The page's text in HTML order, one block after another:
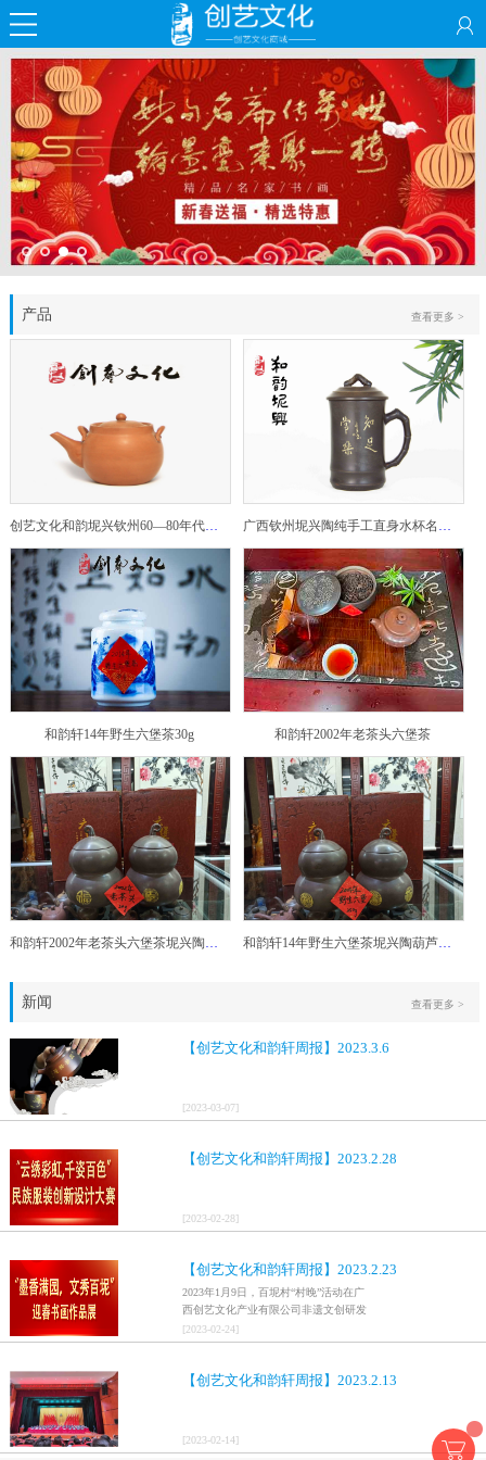
产品 查看更多 >
创艺文化和韵坭兴钦州60—80年代坭兴陶老壶——玉奎壶 广西钦州坭兴陶纯手工直身水杯名家陶瓷大师紫砂建水紫陶
和韵轩14年野生六堡茶30g 和韵轩2002年老茶头六堡茶
和韵轩2002年老茶头六堡茶坭兴陶葫芦茶罐 和韵轩14年野生六堡茶坭兴陶葫芦茶罐
新闻
【创艺文化和韵轩周报】2023.3.6
[2023-03-07]
【创艺文化和韵轩周报】2023.2.28
[2023-02-28]
【创艺文化和韵轩周报】2023.2.23
2023年1月9日，百坭村“村晚”活动在广
西创艺文化产业有限公司非遗文创研发
基地、百色市乐业县百坭壮族织布技艺
传承创意基地正式开启，活动紧扣“启航
村特色设计舞美，突出乡村文艺新体
[2023-02-24]
【创艺文化和韵轩周报】2023.2.13
[2023-02-14]
查看更多 >